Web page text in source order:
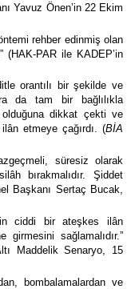
Yavuz Önen’in 22 Ekim
rehber edinmiş olan
(HAK-PAR ile KADEP’in
orantılı bir şekilde ve
da tam bir bağlılıkla
olduğuna dikkat çekti ve
etmeye çağırdı. (BİA
süresiz olarak
bırakmalıdır. Şiddet
Başkanı Sertaç Bucak,
ciddi bir ateşkes ilân
sağlamalıdır.”
Maddelik Senaryo, 15
bombalamalardan ve